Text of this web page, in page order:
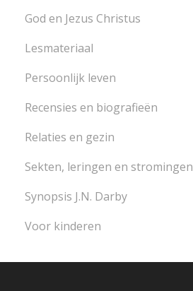
God en Jezus Christus
Lesmateriaal
Persoonlijk leven
Recensies en biografieën
Relaties en gezin
Sekten, leringen en stromingen
Synopsis J.N. Darby
Voor kinderen